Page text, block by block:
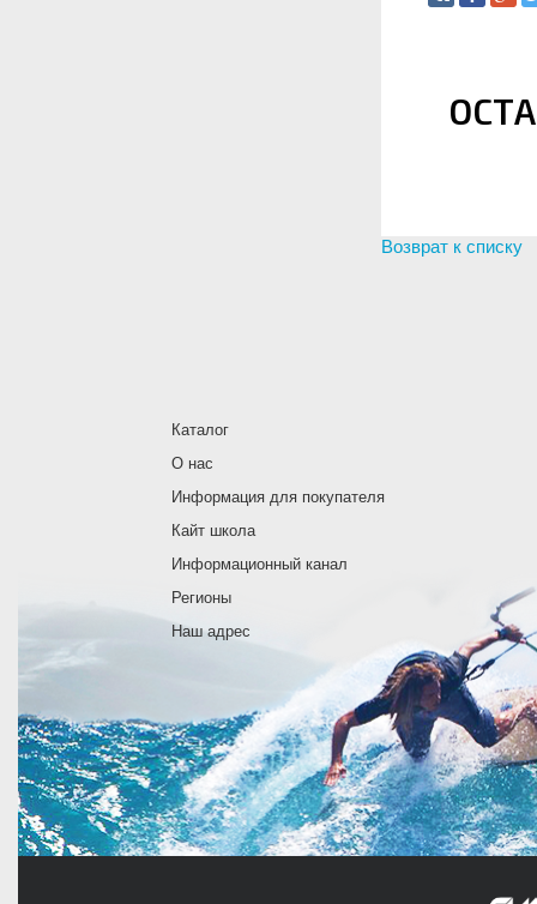
Возврат к списку
Каталог
О нас
Информация для покупателя
Кайт школа
Информационный канал
Регионы
Наш адрес